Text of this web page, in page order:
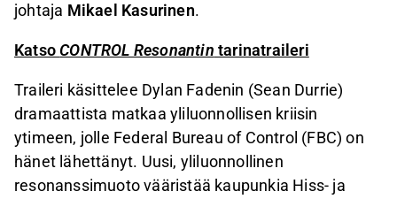
johtaja Mikael Kasurinen.
KatsoCONTROL Resonantin tarinatraileri
Traileri käsittelee Dylan Fadenin (Sean Durrie)
dramaattista matkaa yliluonnollisen kriisin
ytimeen, jolle Federal Bureau of Control (FBC) on
hänet lähettänyt. Uusi, yliluonnollinen
resonanssimuoto vääristää kaupunkia Hiss- ja